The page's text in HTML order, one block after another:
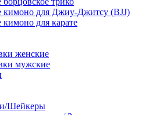
кимоно для Джиу-Джитсу (BJJ)
кимоно для карате
женские
мужские
Шейкеры